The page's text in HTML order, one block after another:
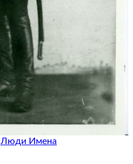
Люди Имена